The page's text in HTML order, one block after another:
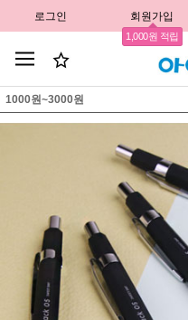
로그인 회원가입
1,000원 적립
1000원~3000원